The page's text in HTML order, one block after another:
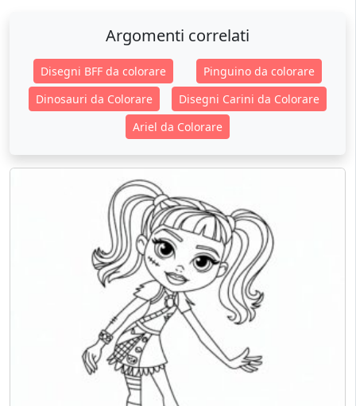
Argomenti correlati
Disegni BFF da colorare
Pinguino da colorare
Dinosauri da Colorare
Disegni Carini da Colorare
Ariel da Colorare